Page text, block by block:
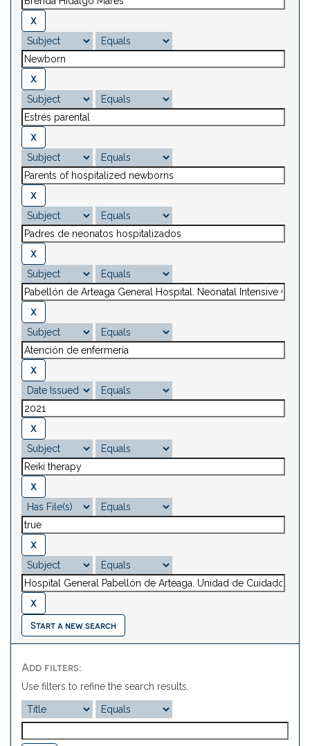
Start a new search
Add filters:
Use filters to refine the search results.